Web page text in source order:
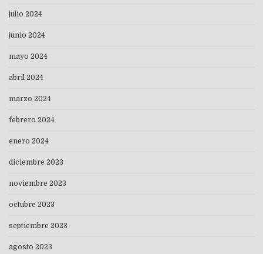
julio 2024
junio 2024
mayo 2024
abril 2024
marzo 2024
febrero 2024
enero 2024
diciembre 2023
noviembre 2023
octubre 2023
septiembre 2023
agosto 2023